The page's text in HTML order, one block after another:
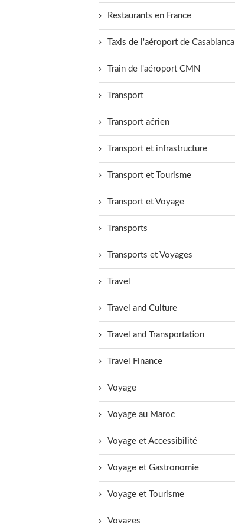
Restaurants en France
Taxis de l'aéroport de Casablanca
Train de l'aéroport CMN
Transport
Transport aérien
Transport et infrastructure
Transport et Tourisme
Transport et Voyage
Transports
Transports et Voyages
Travel
Travel and Culture
Travel and Transportation
Travel Finance
Voyage
Voyage au Maroc
Voyage et Accessibilité
Voyage et Gastronomie
Voyage et Tourisme
Voyages